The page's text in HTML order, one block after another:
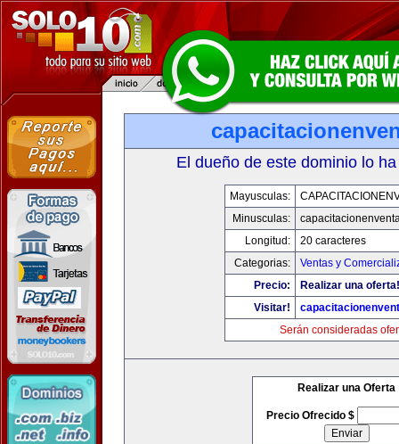
El dueño de este dominio lo
Mayusculas:
Minusculas:
Longitud:
20 caracteres
Categorias:
Ventas y
Precio:
Realizar una oferta!
Visitar!
Serán consideradas
Realizar una Oferta
Precio Ofrecido $